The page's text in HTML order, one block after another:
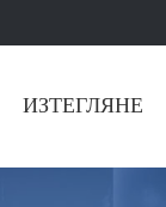
ИЗТЕГЛЯНЕ